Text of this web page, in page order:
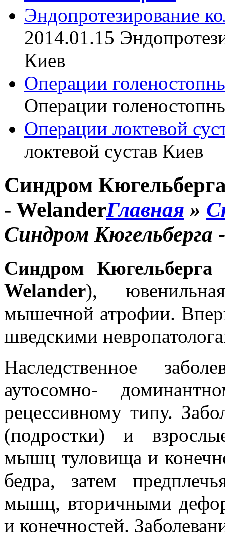
Эндопротезирование
2014.01.15
Киев
Операции
Операции
Операции локтевой
локтевой сустав Киев
Синдром
- WelanderГлавная »
Синдром Кюгельберга
Синдром Кюгельберга
Welander),
мышечной атрофии.
шведскими
Наследственное
аутосомно-
рецессивному типу.
(подростки) и
мышц туловища и
бедра, затем
мышц, вторичными
и конечностей.